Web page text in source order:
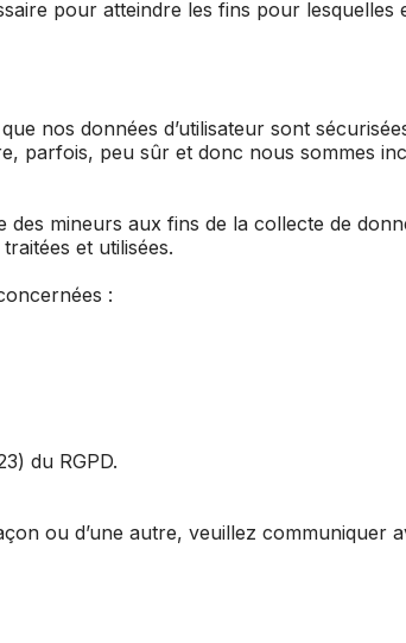
pour atteindre les fins pour lesquelles
nos données d’utilisateur sont
parfois, peu sûr et donc nous sommes
mineurs aux fins de la collecte de
et utilisées.
:
du RGPD.
ou d’une autre, veuillez communiquer